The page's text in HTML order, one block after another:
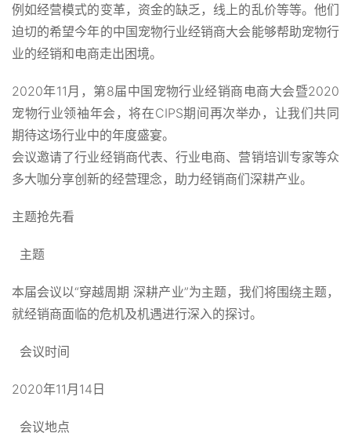
例如经营模式的变革，资金的缺乏，线上的乱价等等。他们
迫切的希望今年的中国宠物行业经销商大会能够帮助宠物行
业的经销和电商走出困境。
2020年11月，第8届中国宠物行业经销商电商大会暨2020
宠物行业领袖年会，将在CIPS期间再次举办，让我们共同
期待这场行业中的年度盛宴。
会议邀请了行业经销商代表、行业电商、营销培训专家等众
多大咖分享创新的经营理念，助力经销商们深耕产业。
主题抢先看
主题
本届会议以“穿越周期 深耕产业”为主题，我们将围绕主题，
就经销商面临的危机及机遇进行深入的探讨。
会议时间
2020年11月14日
会议地点